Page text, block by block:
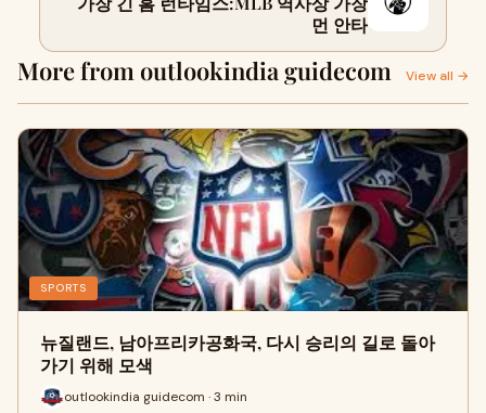
먼 안타
More from outlookindia guidecom View all →
SPORTS
뉴질랜드, 남아프리카공화국, 다시 승리의 길로 돌아
가기 위해 모색
outlookindia guidecom · 3 min